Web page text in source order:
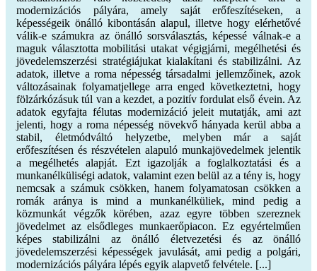
modernizációs pályára, amely saját erőfeszítéseken, a
képességeik önálló kibontásán alapul, illetve hogy elérhetővé
válik-e számukra az önálló sorsválasztás, képessé válnak-e a
maguk választotta mobilitási utakat végigjárni, megélhetési és
jövedelemszerzési stratégiájukat kialakítani és stabilizálni. Az
adatok, illetve a roma népesség társadalmi jellemzőinek, azok
változásainak folyamatjellege arra enged következtetni, hogy
fölzárkózásuk túl van a kezdet, a pozitív fordulat első évein. Az
adatok egyfajta félutas modernizáció jeleit mutatják, ami azt
jelenti, hogy a roma népesség növekvő hányada kerül abba a
stabil, életmódváltó helyzetbe, melyben már a saját
erőfeszítésen és részvételen alapuló munkajövedelmek jelentik
a megélhetés alapját. Ezt igazolják a foglalkoztatási és a
munkanélküliségi adatok, valamint ezen belül az a tény is, hogy
nemcsak a számuk csökken, hanem folyamatosan csökken a
romák aránya is mind a munkanélküliek, mind pedig a
közmunkát végzők körében, azaz egyre többen szereznek
jövedelmet az elsődleges munkaerőpiacon. Ez egyértelműen
képes stabilizálni az önálló életvezetési és az önálló
jövedelemszerzési képességek javulását, ami pedig a polgári,
modernizációs pályára lépés egyik alapvető felvétele. [...]